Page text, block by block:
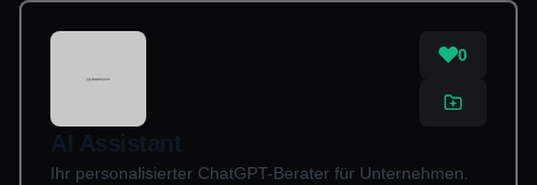
0
AI Assistant
Ihr personalisierter ChatGPT-Berater für Unternehmen.